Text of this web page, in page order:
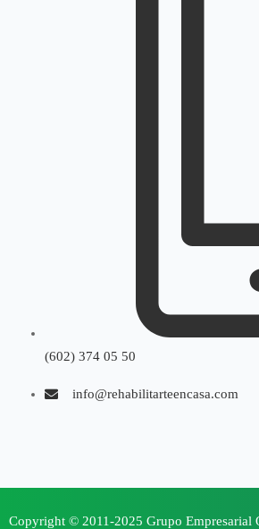
(602) 374 05 50
info@rehabilitarteencasa.com
Copyright © 2011-2025 Grupo Empresarial